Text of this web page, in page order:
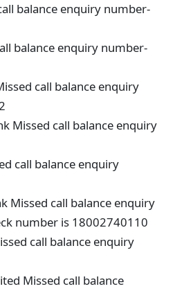
balance enquiry number-
balance enquiry number-
call balance enquiry
Missed call balance enquiry
call balance enquiry
Missed call balance enquiry
number is 18002740110
call balance enquiry
Missed call balance